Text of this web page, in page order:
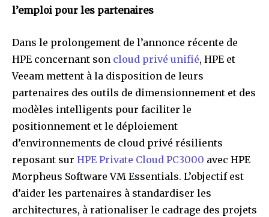
l’emploi pour les partenaires
Dans le prolongement de l’annonce récente de
HPE concernant son cloud privé unifié, HPE et
Veeam mettent à la disposition de leurs
partenaires des outils de dimensionnement et des
modèles intelligents pour faciliter le
positionnement et le déploiement
d’environnements de cloud privé résilients
reposant sur HPE Private Cloud PC3000 avec HPE
Morpheus Software VM Essentials. L’objectif est
d’aider les partenaires à standardiser les
architectures, à rationaliser le cadrage des projets